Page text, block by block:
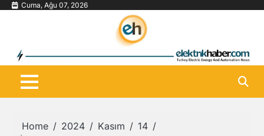
Skip Cuma, Ağu 07, 2026
Home 2024 Kasım
14